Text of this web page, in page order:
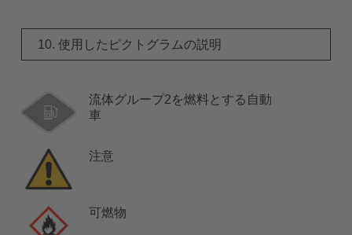
10. 使用したピクトグラムの説明
流体グループ2を燃料とする自動
車
注意
可燃物